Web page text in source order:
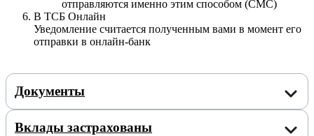
отправляются именно этим способом (СМС)
В ТСБ Онлайн
Уведомление считается полученным вами в момент его
отправки в онлайн-банк
Документы
Вклады застрахованы